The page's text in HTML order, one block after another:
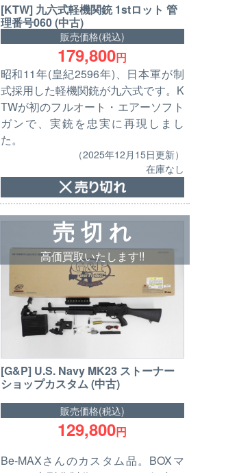
[KTW] 九六式軽機関銃 1stロット 管
理番号060 (中古)
販売価格(税込)
179,800円
昭和11年(皇紀2596年)、日本軍が制
式採用した軽機関銃が九六式です。K
TWが初のフルオート・エアーソフト
ガンで、実銃を忠実に再現しまし
た。
（2025年12月15日更新）
在庫なし
売 切 れ
高価買取いたします!!
[G&P] U.S. Navy MK23 ストーナー
ショップカスタム (中古)
販売価格(税込)
129,800円
Be-MAXさんのカスタム品。BOXマ